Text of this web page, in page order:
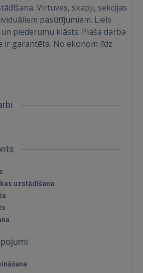
Virtuves, skapji, sekcijas
pasūtījumiem. Liels
piederumu klāsts. Plaša darba
ir garantēta. No ekonom līdz
uzstādīšana